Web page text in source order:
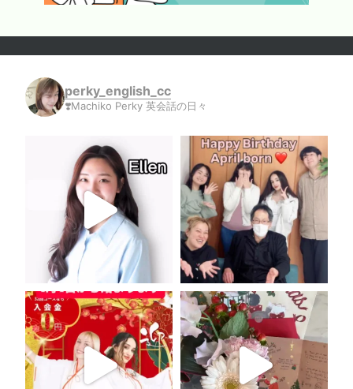
perky_english_cc
❣️Machiko Perky 英会話の日々